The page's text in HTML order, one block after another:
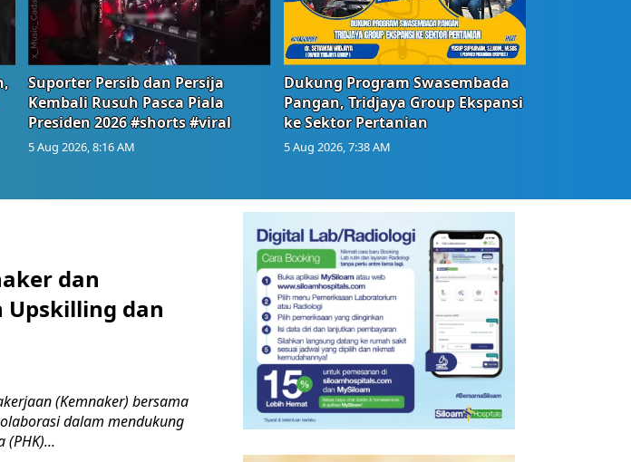
Suporter Persib dan Persija
Kembali Rusuh Pasca Piala
Presiden 2026 #shorts #viral
5 Aug 2026, 8:16 AM
Dukung Program Swasembada
Pangan, Tridjaya Group Ekspansi
ke Sektor Pertanian
5 Aug 2026, 7:38 AM
dan
Upskilling dan
(Kemnaker) bersama
dalam mendukung